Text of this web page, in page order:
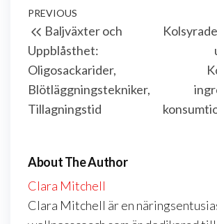
Post
navigation
Previous
Post
PREVIOUS
Baljväxter och
Uppblåsthet:
Oligosackarider,
Blötläggningstekniker,
Tillagningstid
About The Author
Clara Mitchell
Clara Mitchell är en